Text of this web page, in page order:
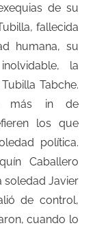
de su
fallecida
humana, su
la
Tabche.
más in de
los que
política.
Caballero
soledad Javier
de control,
cuando lo